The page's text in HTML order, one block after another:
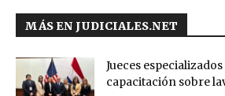
MÁS EN JUDICIALES.NET
Jueces
capacitación sobre